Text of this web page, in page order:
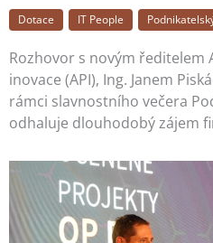
Dotace IT People
Rozhovor s novým
inovace (API), Ing. Janem
rámci slavnostního večera
odhaluje dlouhodobý zájem